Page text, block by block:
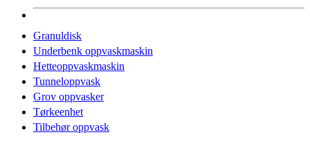
Granuldisk
Underbenk oppvaskmaskin
Hetteoppvaskmaskin
Tunneloppvask
Grov oppvasker
Tørkeenhet
Tilbehør oppvask